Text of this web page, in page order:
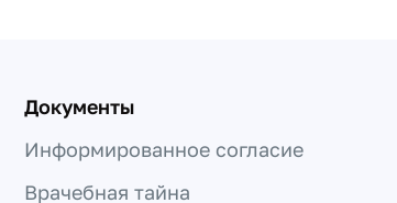
Документы
Информированное согласие
Врачебная тайна